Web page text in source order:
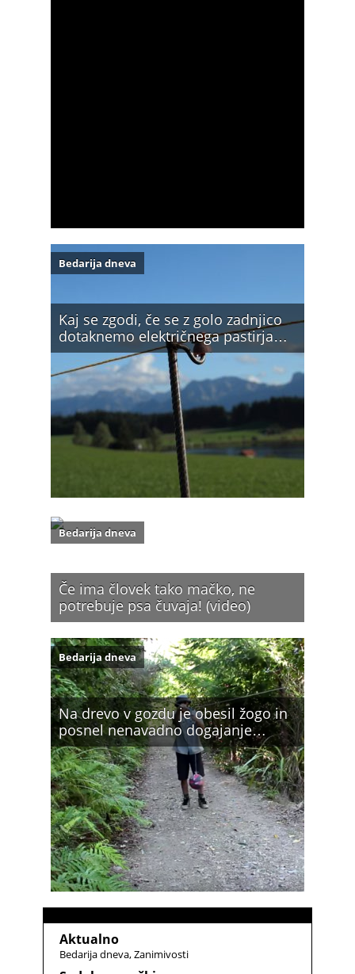
Kaj se zgodi, če se z golo zadnjico
dotaknemo električnega pastirja…
Bedarija dneva
Če ima človek tako mačko, ne
potrebuje psa čuvaja! (video)
Bedarija dneva
Na drevo v gozdu je obesil žogo in
posnel nenavadno dogajanje…
Bedarija dneva
Aktualno
Bedarija dneva Zanimivosti